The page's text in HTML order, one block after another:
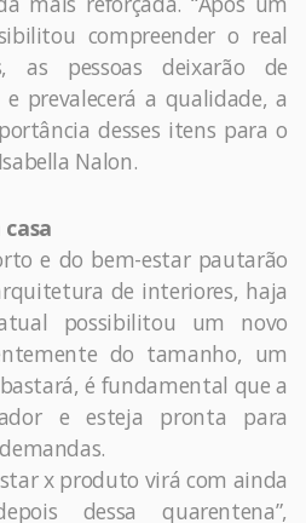
compreender o real
as pessoas deixarão de
prevalecerá a qualidade, a
desses itens para o
Nalon.
e do bem-estar pautarão
de interiores, haja
possibilitou um novo
do tamanho, um
é fundamental que a
e esteja pronta para
x produto virá com ainda
dessa quarentena”,